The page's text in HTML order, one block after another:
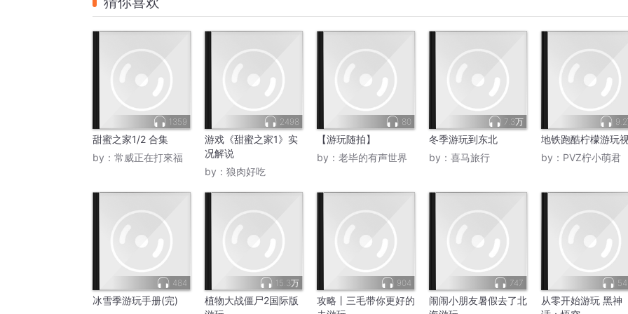
1359
甜蜜之家1/2 合集
by： 常威正在打來福
2498
游戏《甜蜜之家1》实
况解说
by： 狼肉好吃
80
【游玩随拍】
by： 老毕的有声世界
7.3万
冬季游玩到东北
by： 喜马旅行
地铁跑酷柠檬游玩
by： PVZ柠小萌君
484
冰雪季游玩手册(完)
15.3万
植物大战僵尸2国际版
904
攻略丨三毛带你更好的
747
闹闹小朋友暑假去了北
从零开始游玩 黑神